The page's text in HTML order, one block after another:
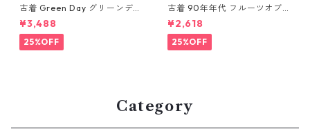
古着 Green Day グリーンデイ
バンドTシャツ バンT プリント
Tシャツ ブラック 表記：--
gd410395n w60806
¥3,488
25%OFF
古着 90年年代 フルーツオブ
ザルーム カントリー・ミュー
ジック George Jones ジョー
ジ・ジョーンズ バンドTシャツ
バンT プリントTシャツ シング
¥2,618
25%OFF
Category